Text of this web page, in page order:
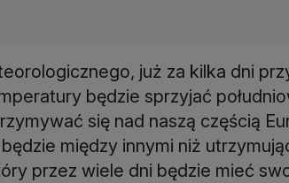
już za kilka dni
będzie sprzyjać
się nad naszą częścią
między innymi niż
przez wiele dni będzie mieć